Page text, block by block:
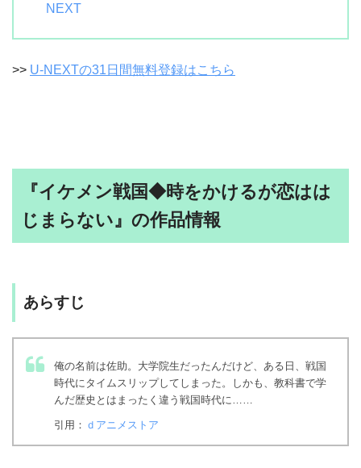
NEXT
>> U-NEXTの31日間無料登録はこちら
『イケメン戦国◆時をかけるが恋はは
じまらない』の作品情報
あらすじ
俺の名前は佐助。大学院生だったんだけど、ある日、戦国
時代にタイムスリップしてしまった。しかも、教科書で学
んだ歴史とはまったく違う戦国時代に……
引用： ｄアニメストア